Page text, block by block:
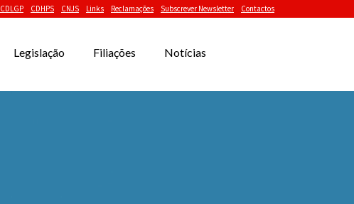
CDLGP CDHPS CNJS Links Reclamações Subscrever Newsletter Contactos
Legislação Filiações Notícias